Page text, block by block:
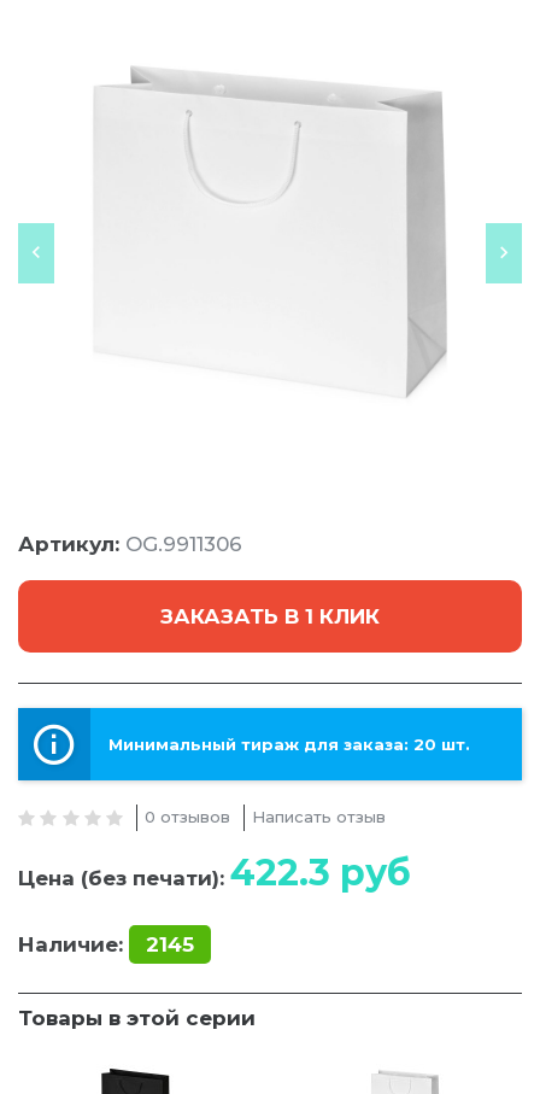
Артикул: OG.9911306
ЗАКАЗАТЬ В 1 КЛИК
Минимальный тираж для заказа: 20 шт.
0 отзывов Написать отзыв
Цена (без печати): 422.3 руб
Наличие: 2145
Товары в этой серии